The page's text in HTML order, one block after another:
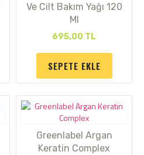
Ve Cilt Bakım Yağı 120
Ml
695,00 TL
SEPETE EKLE
Greenlabel Argan
Keratin Complex